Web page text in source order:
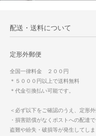
配送・送料について
定形外郵便
全国一律料金 ２００円
＊５０００円以上で送料無料
＊代金引換払い可能です。
＜必ず以下をご確認のうえ、定形
・損害賠償がなくポストへの配達
盗難や紛失・破損等が発生してし